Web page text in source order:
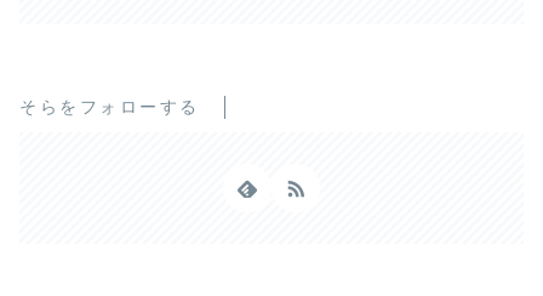
そらをフォローする